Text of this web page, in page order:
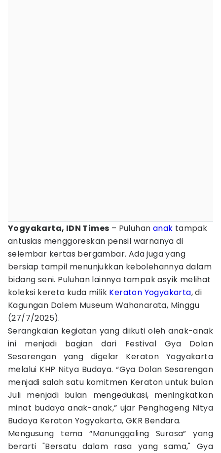
Yogyakarta, IDN Times – Puluhan anak tampak
antusias menggoreskan pensil warnanya di
selembar kertas bergambar. Ada juga yang
bersiap tampil menunjukkan kebolehannya dalam
bidang seni. Puluhan lainnya tampak asyik melihat
koleksi kereta kuda milik Keraton Yogyakarta, di
Kagungan Dalem Museum Wahanarata, Minggu
(27/7/2025).
Serangkaian kegiatan yang diikuti oleh anak-anak
ini menjadi bagian dari Festival Gya Dolan
Sesarengan yang digelar Keraton Yogyakarta
melalui KHP Nitya Budaya. “Gya Dolan Sesarengan
menjadi salah satu komitmen Keraton untuk bulan
Juli menjadi bulan mengedukasi, meningkatkan
minat budaya anak-anak,” ujar Penghageng Nitya
Budaya Keraton Yogyakarta, GKR Bendara.
Mengusung tema “Manunggaling Surasa” yang
berarti "Bersatu dalam rasa yang sama," Gya